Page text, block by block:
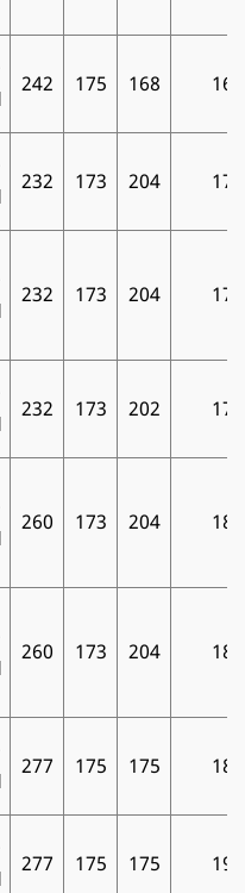
242 175 168 16
232 173 204 17
232 173 204 17
232 173 202 17
260 173 204 18
260 173 204 18
277 175 175 18
277 175 175 19